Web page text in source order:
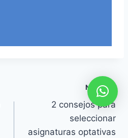
NEXT
2 consejos para
seleccionar
asignaturas optativas